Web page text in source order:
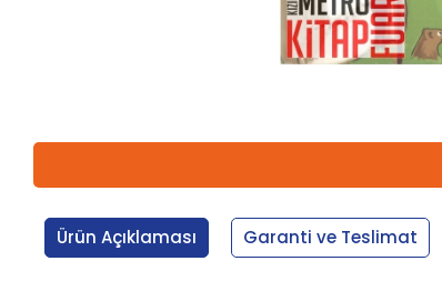
Ürün Açıklaması Garanti ve Teslimat